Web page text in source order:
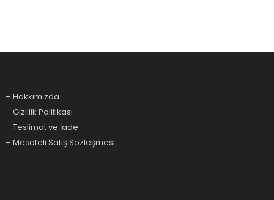
– Hakkımızda
– Gizlilik Politikası
– Teslimat ve İade
– Mesafeli Satış Sözleşmesi